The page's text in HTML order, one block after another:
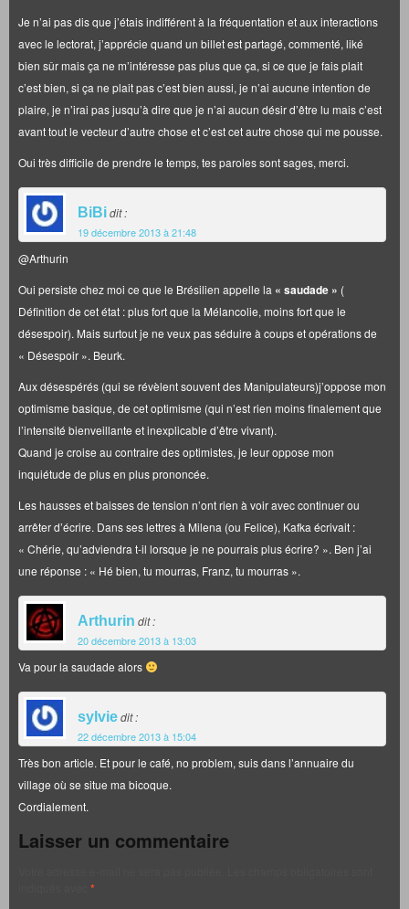
Je n’ai pas dis que j’étais indifférent à la fréquentation et aux interactions
avec le lectorat, j’apprécie quand un billet est partagé, commenté, liké
bien sûr mais ça ne m’intéresse pas plus que ça, si ce que je fais plait
c’est bien, si ça ne plait pas c’est bien aussi, je n’ai aucune intention de
plaire, je n’irai pas jusqu’à dire que je n’ai aucun désir d’être lu mais c’est
avant tout le vecteur d’autre chose et c’est cet autre chose qui me pousse.
Oui très difficile de prendre le temps, tes paroles sont sages, merci.
BiBidit :
19 décembre 2013 à 21:48
@Arthurin
Oui persiste chez moi ce que le Brésilien appelle la « saudade » (
Définition de cet état : plus fort que la Mélancolie, moins fort que le
désespoir). Mais surtout je ne veux pas séduire à coups et opérations de
« Désespoir ». Beurk.
Aux désespérés (qui se révèlent souvent des Manipulateurs)j’oppose mon
optimisme basique, de cet optimisme (qui n’est rien moins finalement que
l’intensité bienveillante et inexplicable d’être vivant).
Quand je croise au contraire des optimistes, je leur oppose mon
inquiétude de plus en plus prononcée.
Les hausses et baisses de tension n’ont rien à voir avec continuer ou
arrêter d’écrire. Dans ses lettres à Milena (ou Felice), Kafka écrivait :
« Chérie, qu’adviendra t-il lorsque je ne pourrais plus écrire? ». Ben j’ai
une réponse : « Hé bien, tu mourras, Franz, tu mourras ».
Arthurin dit :
20 décembre 2013 à 13:03
Va pour la saudade alors
sylviedit :
22 décembre 2013 à 15:04
Très bon article. Et pour le café, no problem, suis dans l’annuaire du
village où se situe ma bicoque.
Cordialement.
Laisser un commentaire
*